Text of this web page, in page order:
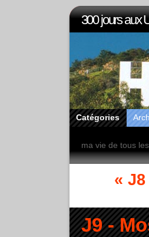
300 jours aux
Catégories
ma vie de tous
«
J9 -